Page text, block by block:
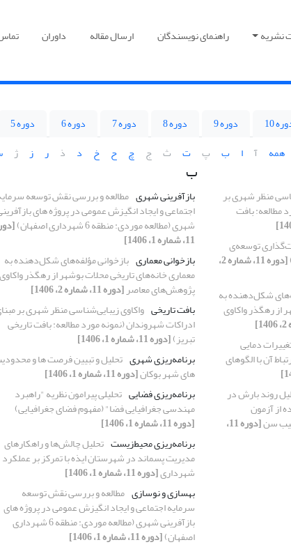
نشریه راهنمای نویسندگان ارسال مقاله داوران
10 دوره 9 دوره 8 دوره 7 دوره 6 دوره 5
همه
آ ا ب پ ت ث ج چ ح خ د ذ ر ز ژ
منظر شهری بر
مطالعه: بافت
توسعه‌ی
[دوره 11، شماره 2،
شکل‌دهنده به
از رهگذر واکاوی
دمایی
آن با الگوهای
روند بارش در
از آزمون
سن [دوره 11،
ب
بازآفرینی شهری مطالعه و بررسی نقش توسعه
اجتماعی و ایجاد انگیزش عمومی در پروژه های
شهری (مطالعه موردی: منطقه 6 شهرداری اصفهان)
11، شماره 1، 1406]
بازخوانی معماری بازخوانی مؤلفه‌های شکل‌دهنده به
معماری خانه‌های تاریخی محلات بوشهر از رهگذر واکاوی
پژوهش‌های معاصر[دوره 11، شماره 2، 1406]
بافت تاریخی واکاوی زیبایی‌شناسی منظر شهری بر
ادراکات شهروندان (نمونه مورد مطالعه: بافت تاریخی
تبریز)[دوره 11، شماره 1، 1406]
برنامه‌ریزی شهری تحلیل و تبیین فرصت ها و
های شهر بوکان[دوره 11، شماره 1، 1406]
برنامه‌ریزی فضایی تحلیلی پیرامون نظریه "راهبرد
مهندسی جغرافیایی فضا" (مفهوم فضای جغرافیایی)
[دوره 11، شماره 1، 1406]
برنامه‌ریزی محیط‌زیست تحلیل چالش‌ها و راهکارهای
مدیریت پسماند در شهرستان ایذه با تمرکز بر عملکرد
شهرداری[دوره 11، شماره 1، 1406]
بهسازی و نوسازی مطالعه و بررسی نقش توسعه
سرمایه اجتماعی و ایجاد انگیزش عمومی در پروژه های
بازآفرینی شهری (مطالعه موردی: منطقه 6 شهرداری
اصفهان)[دوره 11، شماره 1، 1406]